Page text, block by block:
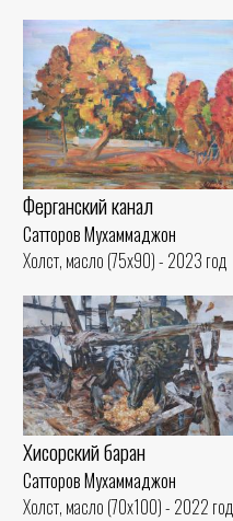
Ферганский канал
Сатторов Мухаммаджон
Холст, масло (75x90) - 2023 год
Хисорский баран
Сатторов Мухаммаджон
Холст, масло (70x100) - 2022 год